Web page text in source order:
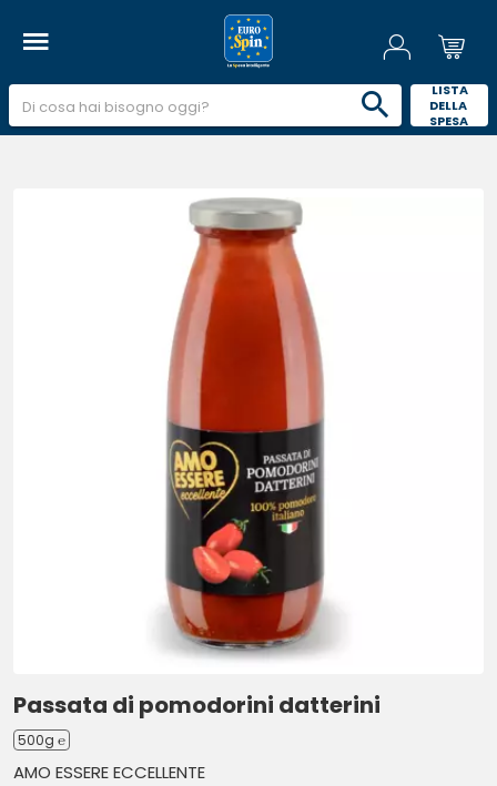
LISTA
DELLA
SPESA
Passata di pomodorini datterini
500g ℮
AMO ESSERE ECCELLENTE